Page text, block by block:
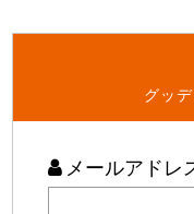
グッ
メールアドレ